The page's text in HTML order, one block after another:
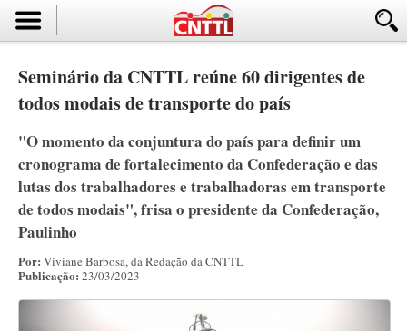
Seminário da CNTTL reúne 60 dirigentes de
todos modais de transporte do país
"O momento da conjuntura do país para definir um
cronograma de fortalecimento da Confederação e das
lutas dos trabalhadores e trabalhadoras em transporte
de todos modais", frisa o presidente da Confederação,
Paulinho
Por: Viviane Barbosa, da Redação da CNTTL
Publicação: 23/03/2023